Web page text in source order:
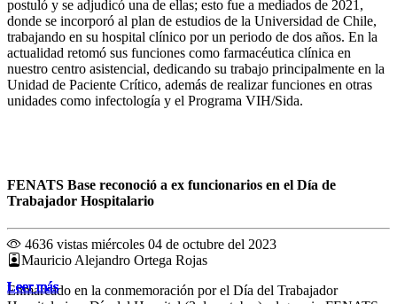
Leer más
Leer más
Leer más
Leer más
Leer más
postuló y se adjudicó una de ellas; esto fue a mediados de 2021,
donde se incorporó al plan de estudios de la Universidad de Chile,
trabajando en su hospital clínico por un periodo de dos años. En la
actualidad retomó sus funciones como farmacéutica clínica en
nuestro centro asistencial, dedicando su trabajo principalmente en la
Unidad de Paciente Crítico, además de realizar funciones en otras
unidades como infectología y el Programa VIH/Sida.
Leer más
FENATS Base reconoció a ex funcionarios en el Día de
Trabajador Hospitalario
4636 vistas miércoles 04 de octubre del 2023
Mauricio Alejandro Ortega Rojas
Enmarcado en la conmemoración por el Día del Trabajador
Leer más
Leer más
Leer más
Leer más
Leer más
Leer más